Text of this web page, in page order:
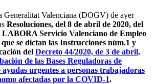
Valenciana (DOGV) de ayer
Resoluciones, del 8 de abril de 2020, del
Servicio Valenciano de Empleo
se dictan las Instrucciones núm.1 y
del Decreto 44/2020, de 3 de abril,
de las Bases Reguladoras de
ayudas urgentes a personas trabajadoras
afectadas por la COVID-1.